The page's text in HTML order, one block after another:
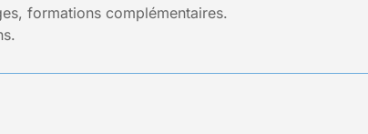
formations complémentaires.